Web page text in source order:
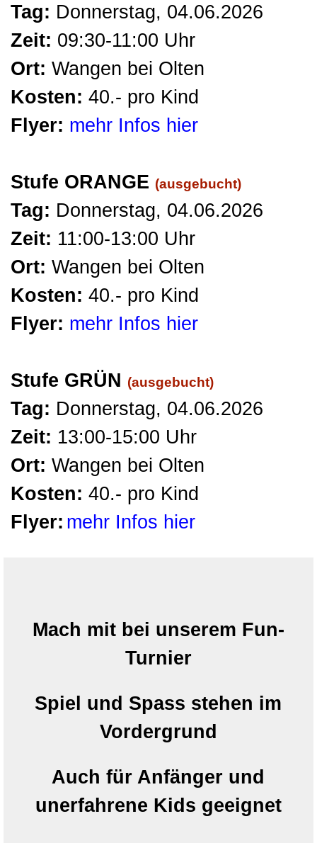
Tag: Donnerstag, 04.06.2026
Zeit: 09:30-11:00 Uhr
Ort: Wangen bei Olten
Kosten: 40.- pro Kind
Flyer: mehr Infos hier
Stufe ORANGE (ausgebucht)
Tag: Donnerstag, 04.06.2026
Zeit: 11:00-13:00 Uhr
Ort: Wangen bei Olten
Kosten: 40.- pro Kind
Flyer: mehr Infos hier
Stufe GRÜN (ausgebucht)
Tag: Donnerstag, 04.06.2026
Zeit: 13:00-15:00 Uhr
Ort: Wangen bei Olten
Kosten: 40.- pro Kind
Flyer: mehr Infos hier
Mach mit bei unserem Fun-
Turnier
Spiel und Spass stehen im
Vordergrund
Auch für Anfänger und
unerfahrene Kids geeignet